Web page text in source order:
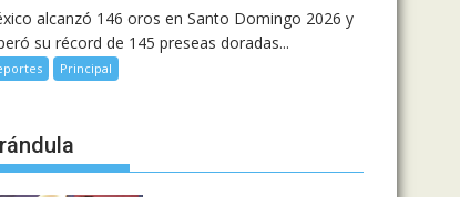
alcanzó 146 oros en Santo Domingo 2026 y
su récord de 145 preseas doradas...
Principal